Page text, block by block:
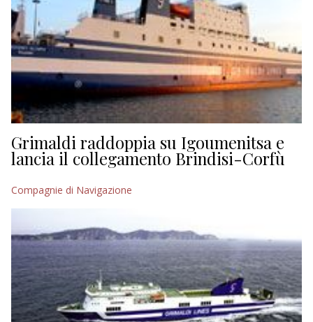
Grimaldi raddoppia su Igoumenitsa e
lancia il collegamento Brindisi-Corfù
Compagnie di Navigazione